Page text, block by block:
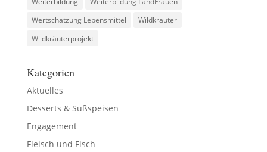
Wertschätzung Lebensmittel
Wildkräuter
Wildkräuterprojekt
Kategorien
Aktuelles
Desserts & Süßspeisen
Engagement
Fleisch und Fisch